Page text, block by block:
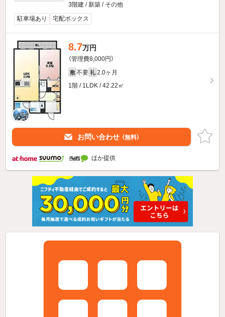
3階建 / 新築 / その他
駐車場あり
宅配ボックス
8.7万円
（管理費8,000円）
敷 不要 礼 2.0ヶ月
1階 / 1LDK / 42.22㎡
お問い合わせ （無料）
ほか提供